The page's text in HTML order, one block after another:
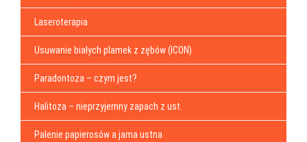
Laseroterapia
Usuwanie białych plamek z zębów (ICON)
Paradontoza – czym jest?
Halitoza – nieprzyjemny zapach z ust.
Palenie papierosów a jama ustna